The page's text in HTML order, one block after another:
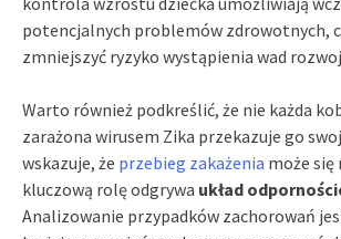
potencjalnych problemów zdrowotnych,
zmniejszyć ryzyko wystąpienia wad
Warto również podkreślić, że nie każda
zarażona wirusem Zika przekazuje go
wskazuje, że przebieg zakażenia może się
kluczową rolę odgrywa układ
Analizowanie przypadków zachorowań